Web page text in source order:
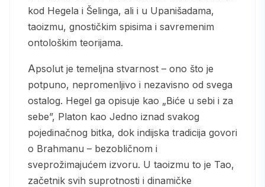
kod Hegela i Šelinga, ali i u Upanišadama,
taoizmu, gnostičkim spisima i savremenim
ontološkim teorijama.
Apsolut je temeljna stvarnost – ono što je
potpuno, nepromenljivo i nezavisno od svega
ostalog. Hegel ga opisuje kao „Biće u sebi i za
sebe”, Platon kao Jedno iznad svakog
pojedinačnog bitka, dok indijska tradicija govori
o Brahmanu – bezobličnom i
sveprožimajućem izvoru. U taoizmu to je Tao,
začetnik svih suprotnosti i dinamičke